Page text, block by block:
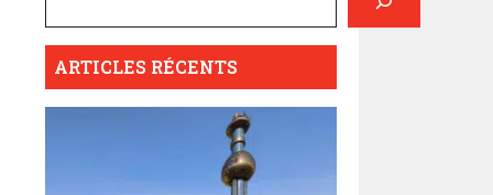
ARTICLES RÉCENTS